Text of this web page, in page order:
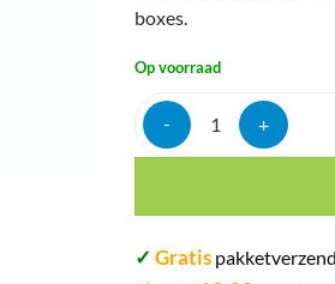
boxes.
Op voorraad
Hampden velier hgml
✓ Gratis